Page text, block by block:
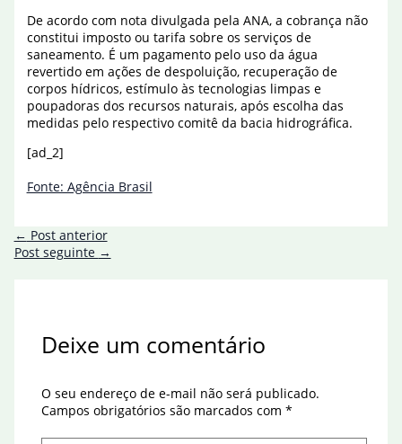
De acordo com nota divulgada pela ANA, a cobrança não
constitui imposto ou tarifa sobre os serviços de
saneamento. É um pagamento pelo uso da água
revertido em ações de despoluição, recuperação de
corpos hídricos, estímulo às tecnologias limpas e
poupadoras dos recursos naturais, após escolha das
medidas pelo respectivo comitê da bacia hidrográfica.
[ad_2]
Fonte: Agência Brasil
← Post anterior
Post seguinte →
Deixe um comentário
O seu endereço de e-mail não será publicado.
Campos obrigatórios são marcados com *